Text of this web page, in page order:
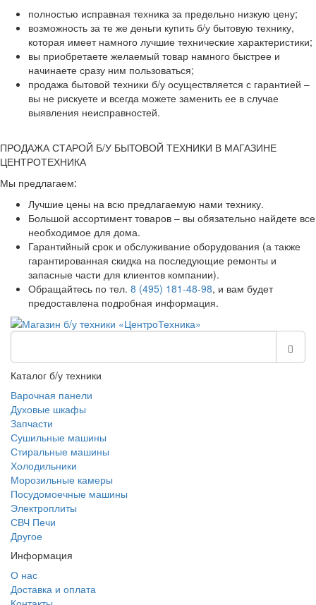
полностью исправная техника за предельно низкую цену;
возможность за те же деньги купить б/у бытовую технику,
которая имеет намного лучшие технические характеристики;
вы приобретаете желаемый товар намного быстрее и
начинаете сразу ним пользоваться;
продажа бытовой техники б/у осуществляется с гарантией –
вы не рискуете и всегда можете заменить ее в случае
выявления неисправностей.
ПРОДАЖА СТАРОЙ Б/У БЫТОВОЙ ТЕХНИКИ В МАГАЗИНЕ
ЦЕНТРОТЕХНИКА
Мы предлагаем:
Лучшие цены на всю предлагаемую нами технику.
Большой ассортимент товаров – вы обязательно найдете все
необходимое для дома.
Гарантийный срок и обслуживание оборудования (а также
гарантированная скидка на последующие ремонты и
запасные части для клиентов компании).
Обращайтесь по тел. 8 (495) 181-48-98, и вам будет
предоставлена подробная информация.
Каталог б/у техники
Варочная панели
Духовые шкафы
Запчасти
Сушильные машины
Стиральные машины
Холодильники
Морозильные камеры
Посудомоечные машины
Электроплиты
СВЧ Печи
Другое
Информация
О нас
Доставка и оплата